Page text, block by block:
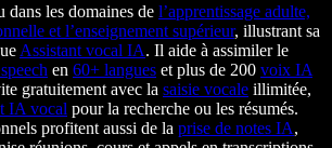
dans les domaines de l’apprentissage adulte,
et l’enseignement supérieur, illustrant sa
Assistant vocal IA. Il aide à assimiler le
en 60+ langues et plus de 200 voix IA
gratuitement avec la saisie vocale illimitée,
IA vocal pour la recherche ou les résumés.
profitent aussi de la prise de notes IA,